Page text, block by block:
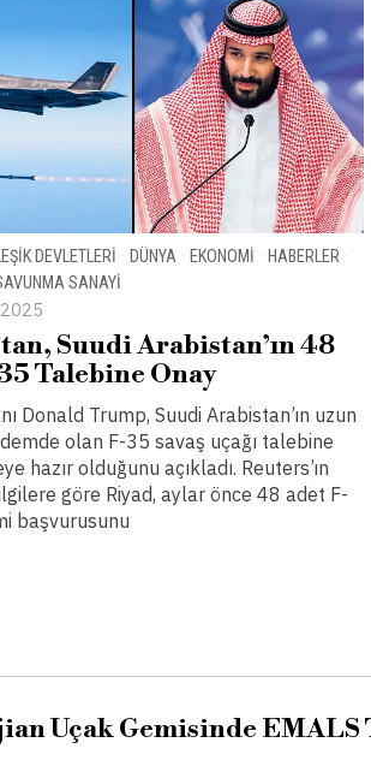
DEVLETLERI · DÜNYA · EKONOMI · HABERLER ·
SANAYI
2025
Suudi Arabistan’ın 48
Talebine Onay
Donald Trump, Suudi Arabistan’ın uzun
olan F-35 savaş uçağı talebine
hazır olduğunu açıkladı. Reuters’ın
göre Riyad, aylar önce 48 adet F-
başvurusunu
Uçak Gemisinde EMALS